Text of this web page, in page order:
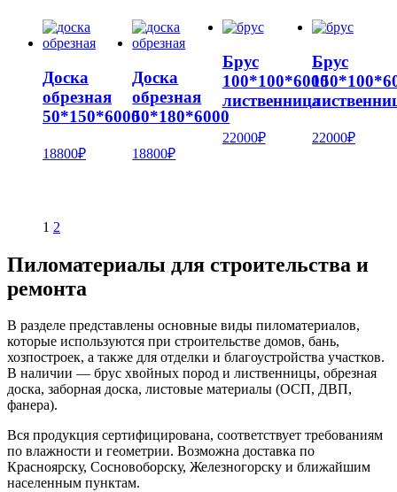
Доска
обрезная
50*150*6000
18800₽
Доска
обрезная
50*180*6000
18800₽
Брус
100*100*6000
лиственница
22000₽
Брус
22000₽
1 2
Пиломатериалы для строительства и
ремонта
В разделе представлены основные виды пиломатериалов,
которые используются при строительстве домов, бань,
хозпостроек, а также для отделки и благоустройства участков.
В наличии — брус хвойных пород и лиственницы, обрезная
доска, заборная доска, листовые материалы (ОСП, ДВП,
фанера).
Вся продукция сертифицирована, соответствует требованиям
по влажности и геометрии. Возможна доставка по
Красноярску, Сосновоборску, Железногорску и ближайшим
населенным пунктам.